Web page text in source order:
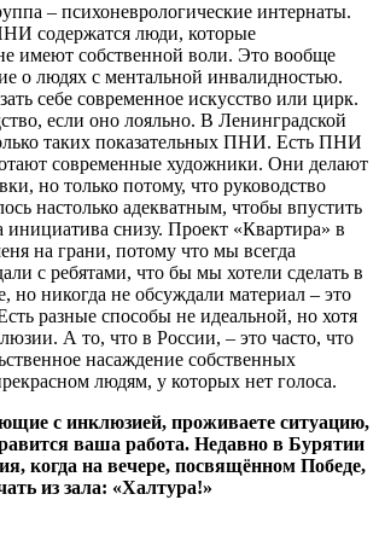
– психоневрологические интернаты.
содержатся люди, которые
имеют собственной воли. Это вообще
о людях с ментальной инвалидностью.
себе современное искусство или цирк.
если оно лояльно. В Ленинградской
таких показательных ПНИ. Есть ПНИ
современные художники. Они делают
но только потому, что руководство
настолько адекватным, чтобы впустить
снизу. Проект «Квартира» в
на грани, потому что мы всегда
с ребятами, что бы мы хотели сделать в
но никогда не обсуждали материал – это
разные способы не идеальной, но хотя
А то, что в России, – это часто, что
насаждение собственных
людям, у которых нет голоса.
с инклюзией, проживаете ситуацию,
ваша работа. Недавно в Бурятии
когда на вечере, посвящённом Победе,
из зала: «Халтура!»